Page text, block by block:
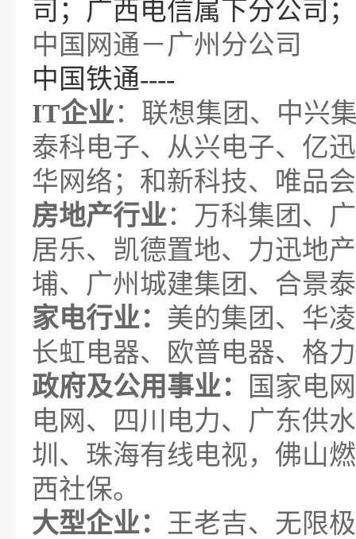
司；广西电信属下分公司
中国网通－广州分公司
中国铁通----
IT企业：联想集团、中兴
泰科电子、从兴电子、亿
华网络；和新科技、唯品
房地产行业：万科集团、
居乐、凯德置地、力迅地
埔、广州城建集团、合景
家电行业： 美的集团、华
长虹电器、欧普电器、格
政府及公用事业：
国家电
电网、四川电力、广东供
圳、珠海有线电视，佛山
西社保。
大型企业： 王老吉、无限